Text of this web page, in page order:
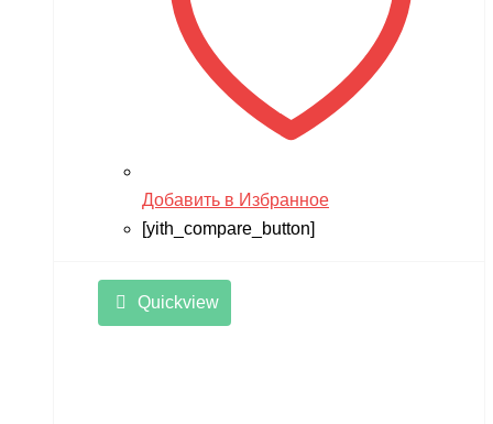
Добавить в Избранное
[yith_compare_button]
Quickview